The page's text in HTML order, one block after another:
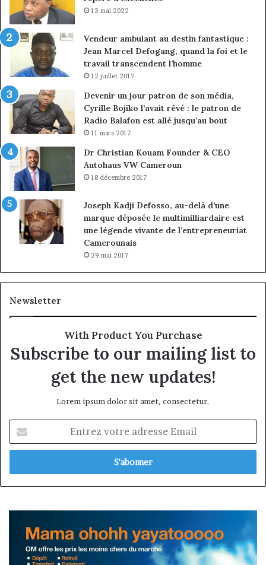
13 mai 2022
Vendeur ambulant au destin fantastique :
Jean Marcel Defogang, quand la foi et le
travail transcendent l’homme
12 juillet 2017
Devenir un jour patron de son média,
Cyrille Bojiko l’avait rêvé : le patron de
Radio Balafon est allé jusqu’au bout
11 mars 2017
Dr Christian Kouam Founder & CEO
Autohaus VW Cameroun
18 décembre 2017
Joseph Kadji Defosso, au-delà d’une
marque déposée le multimilliardaire est
une légende vivante de l’entrepreneuriat
Camerounais
29 mai 2017
Newsletter
With Product You Purchase
Subscribe to our mailing list to
get the new updates!
Lorem ipsum dolor sit amet, consectetur.
votre
adresse